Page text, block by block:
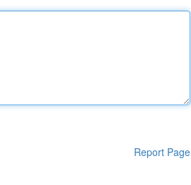
Report Page